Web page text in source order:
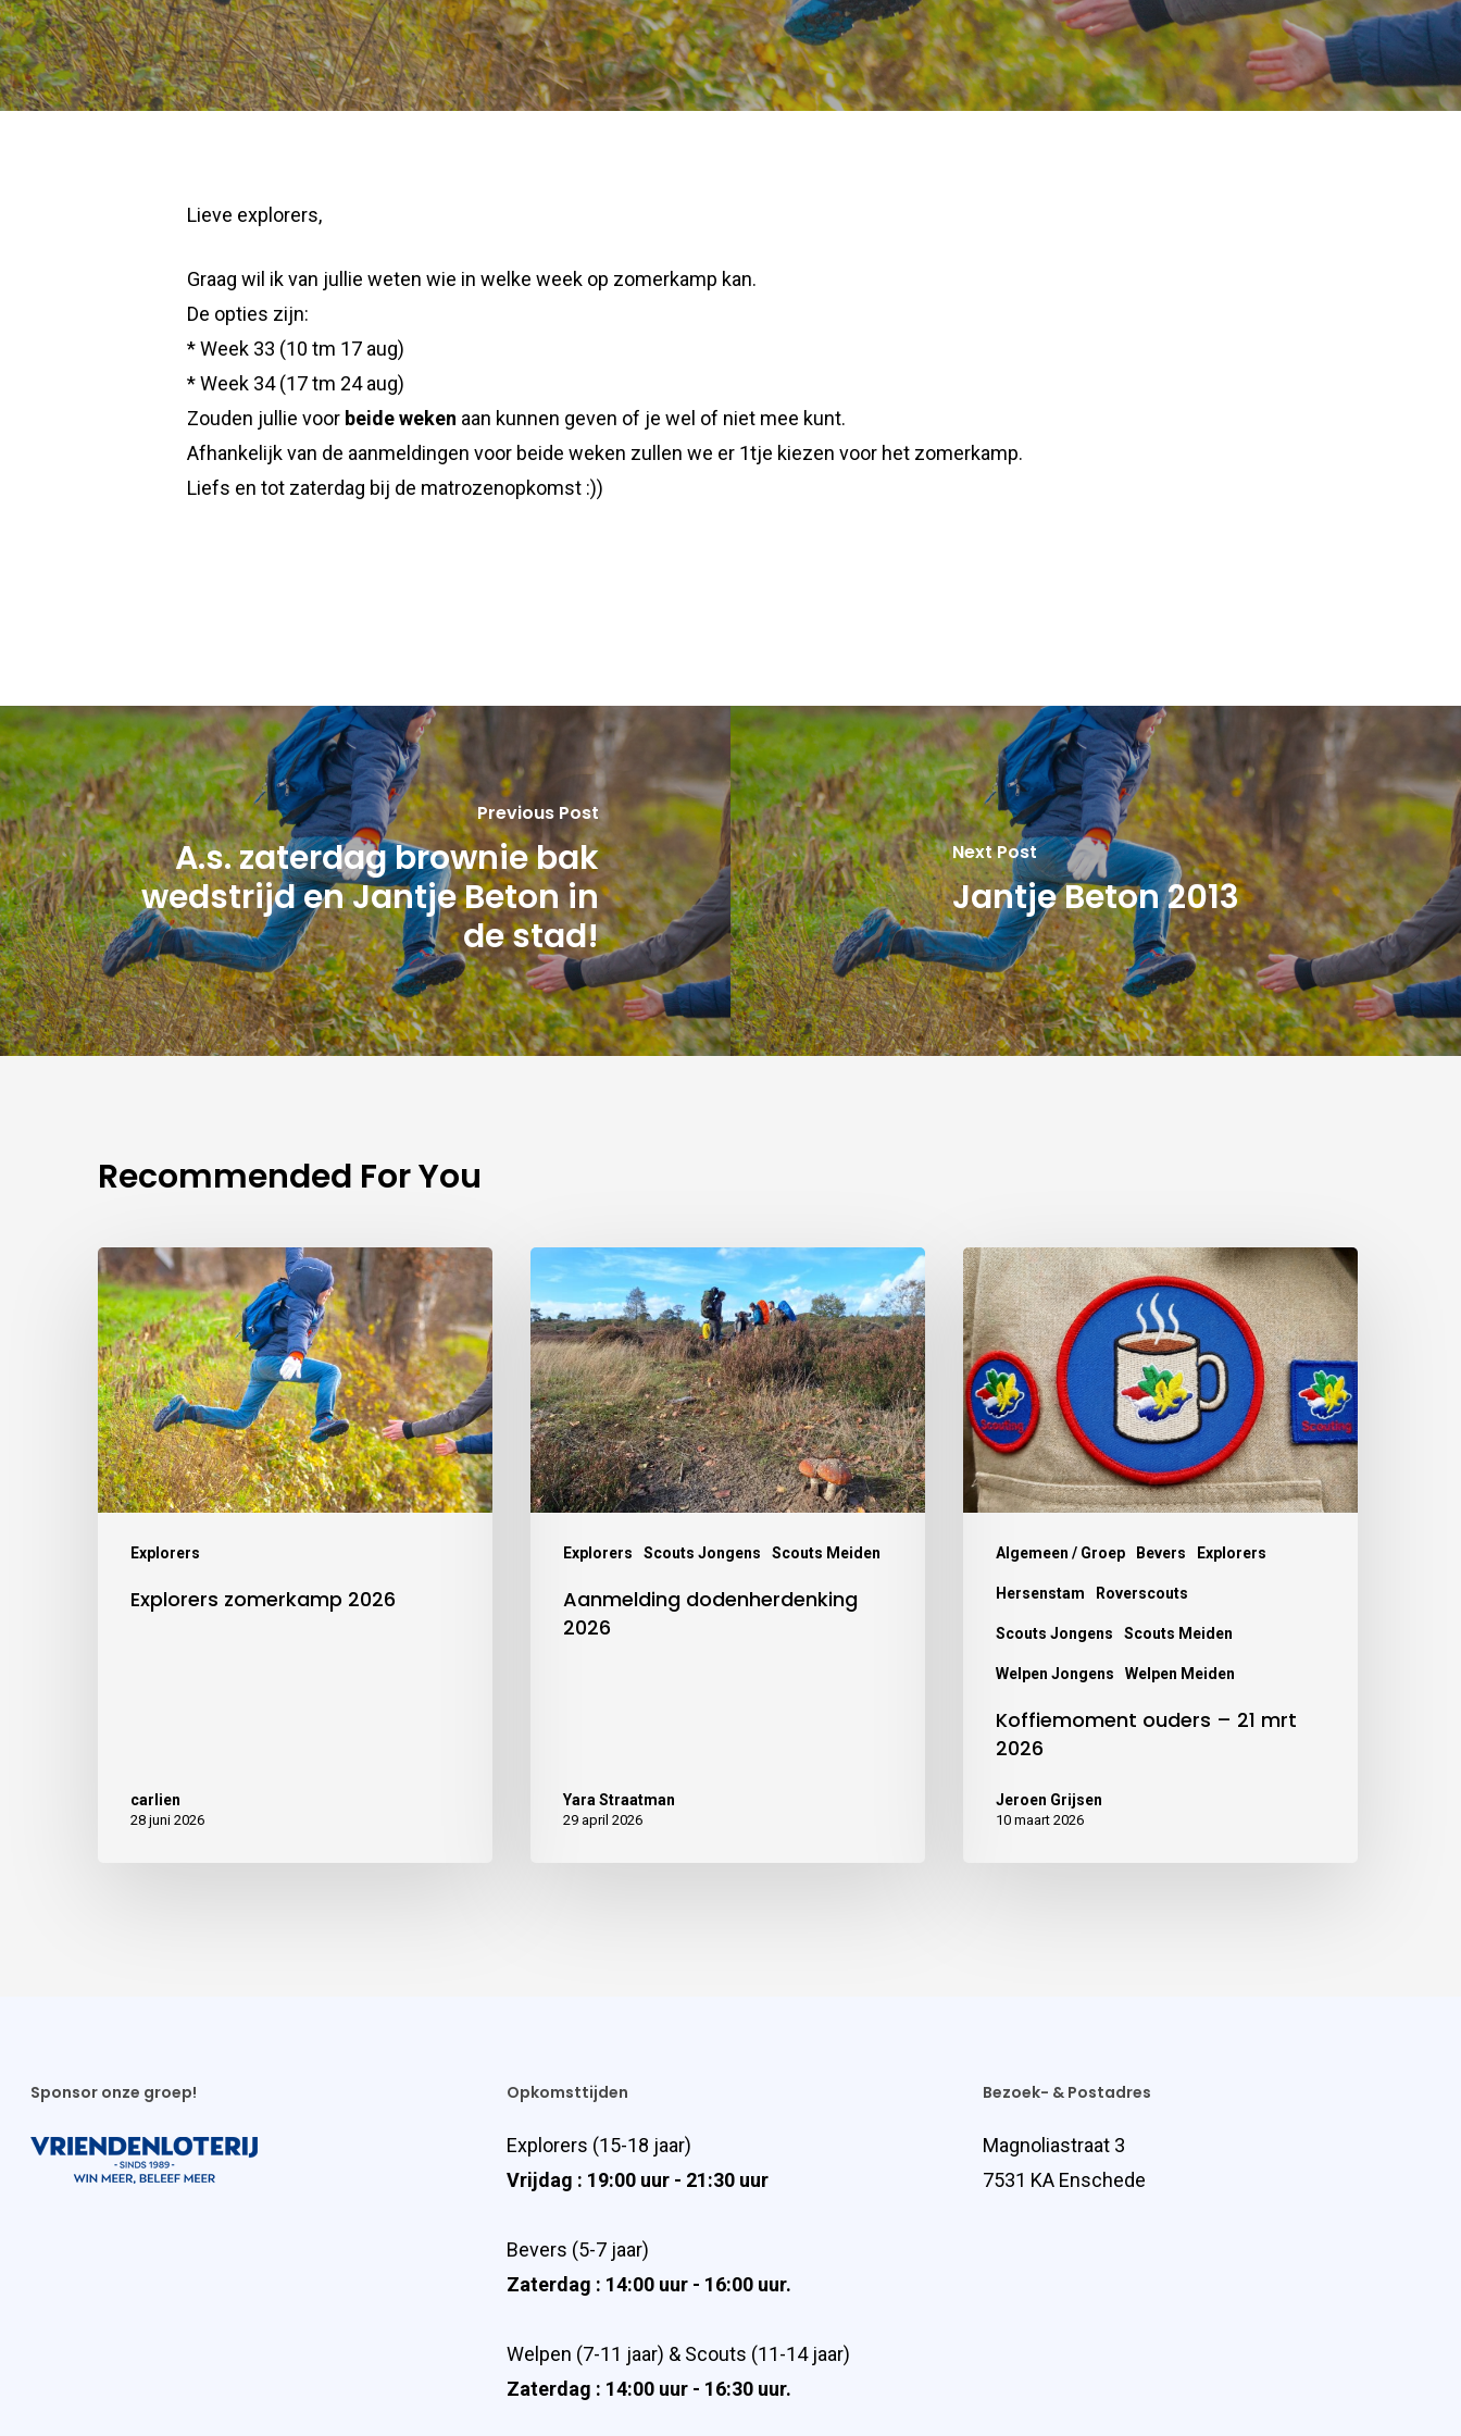
Lieve explorers,
Graag wil ik van jullie weten wie in welke week op zomerkamp kan.
De opties zijn:
* Week 33 (10 tm 17 aug)
* Week 34 (17 tm 24 aug)
Zouden jullie voor beide weken aan kunnen geven of je wel of niet mee kunt.
Afhankelijk van de aanmeldingen voor beide weken zullen we er 1tje kiezen voor het zomerkamp.
Liefs en tot zaterdag bij de matrozenopkomst :))
Previous Post
A.s. zaterdag brownie bak
wedstrijd en Jantje Beton in
de stad!
Next Post
Jantje Beton 2013
Recommended For You
Explorers
Explorers zomerkamp 2026
carlien
28 juni 2026
Explorers Scouts Jongens Scouts Meiden
Aanmelding dodenherdenking
2026
Yara Straatman
29 april 2026
Algemeen / Groep Bevers Explorers
Hersenstam Roverscouts
Scouts Jongens Scouts Meiden
Welpen Jongens Welpen Meiden
Koffiemoment ouders – 21 mrt
2026
Jeroen Grijsen
10 maart 2026
Sponsor onze groep! Opkomsttijden
Explorers (15-18 jaar)
Vrijdag : 19:00 uur - 21:30 uur
Bevers (5-7 jaar)
Zaterdag : 14:00 uur - 16:00 uur.
Welpen (7-11 jaar) & Scouts (11-14 jaar)
Zaterdag : 14:00 uur - 16:30 uur.
Bezoek- & Postadres
Magnoliastraat 3
7531 KA Enschede